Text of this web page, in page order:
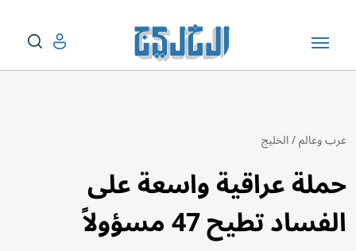
عرب وعالم/الخليج
حملة عراقية واسعة على
الفساد تطيح 47 مسؤولاً